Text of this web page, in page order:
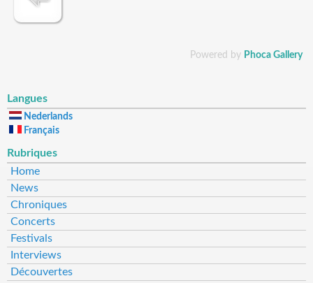
Powered by Phoca Gallery
Langues
Nederlands
Français
Rubriques
Home
News
Chroniques
Concerts
Festivals
Interviews
Découvertes